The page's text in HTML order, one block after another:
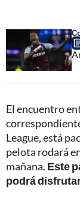
El encuentro
League, está
pelota rodará
mañana. Este
podrá